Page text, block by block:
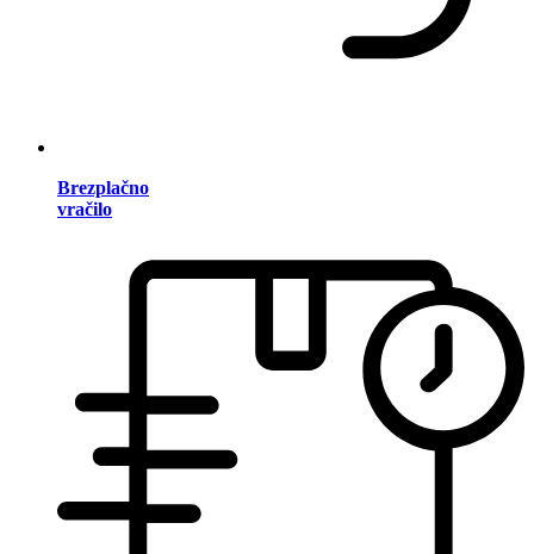
Brezplačno
vračilo